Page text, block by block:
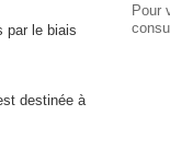
par le biais
destinée à
Pour